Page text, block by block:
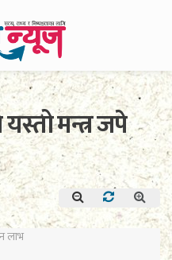
मन्त्र जपे